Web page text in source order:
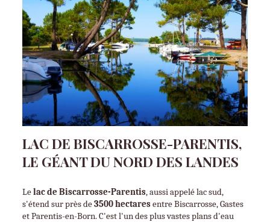
LAC DE BISCARROSSE-PARENTIS,
LE GÉANT DU NORD DES LANDES
Le lac de Biscarrosse-Parentis, aussi appelé lac sud,
s'étend sur près de 3500 hectares entre Biscarrosse, Gastes
et Parentis-en-Born. C'est l'un des plus vastes plans d'eau